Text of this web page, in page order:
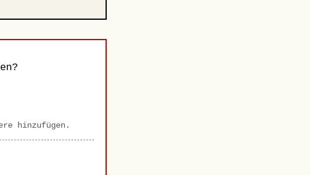
hinzufügen.